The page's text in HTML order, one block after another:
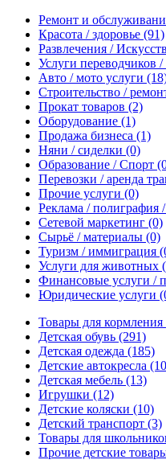
Ремонт и
Красота / здоровье (91)
Развлечения /
Услуги переводчиков /
Авто / мото услуги
Строительство /
Прокат товаров (2)
Оборудование (1)
Продажа бизнеса (1)
Няни / сиделки (0)
Образование / Спорт
Перевозки / аренда
Прочие услуги (0)
Реклама / полиграфия
Сетевой маркетинг (0)
Сырьё / материалы (0)
Туризм / иммиграция
Услуги для животных
Финансовые услуги /
Юридические услуги
Товары для кормления
Детская обувь (291)
Детская одежда (185)
Детские автокресла
Детская мебель (13)
Игрушки (12)
Детские коляски (10)
Детский транспорт (3)
Товары для
Прочие детские